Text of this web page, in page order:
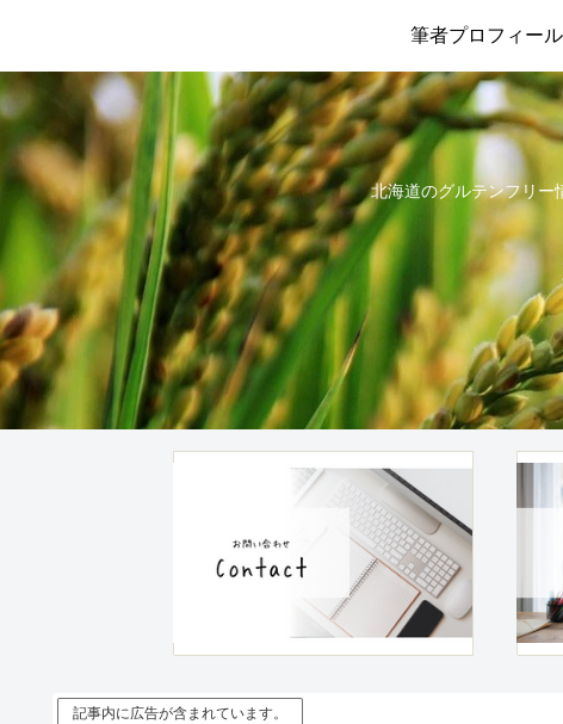
北海道のグルテンフリー
筆者プロフィール
記事内に広告が含まれています。